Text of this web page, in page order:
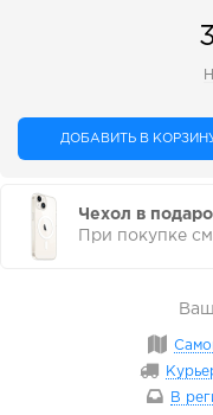
ДОБАВИТЬ В
Чехол в
При покупке
В